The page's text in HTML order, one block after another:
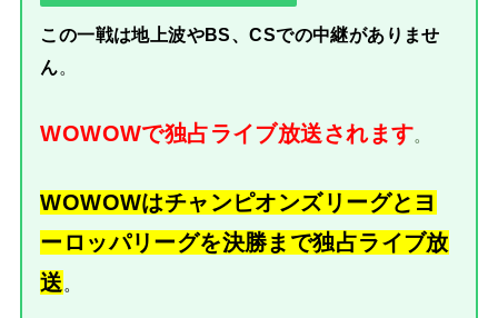
この一戦は地上波やBS、CSでの中継がありませ
ん。
WOWOWで独占ライブ放送されます
WOWOWはチャンピオンズリーグとヨ
ーロッパリーグを決勝まで独占ライブ放
送 。